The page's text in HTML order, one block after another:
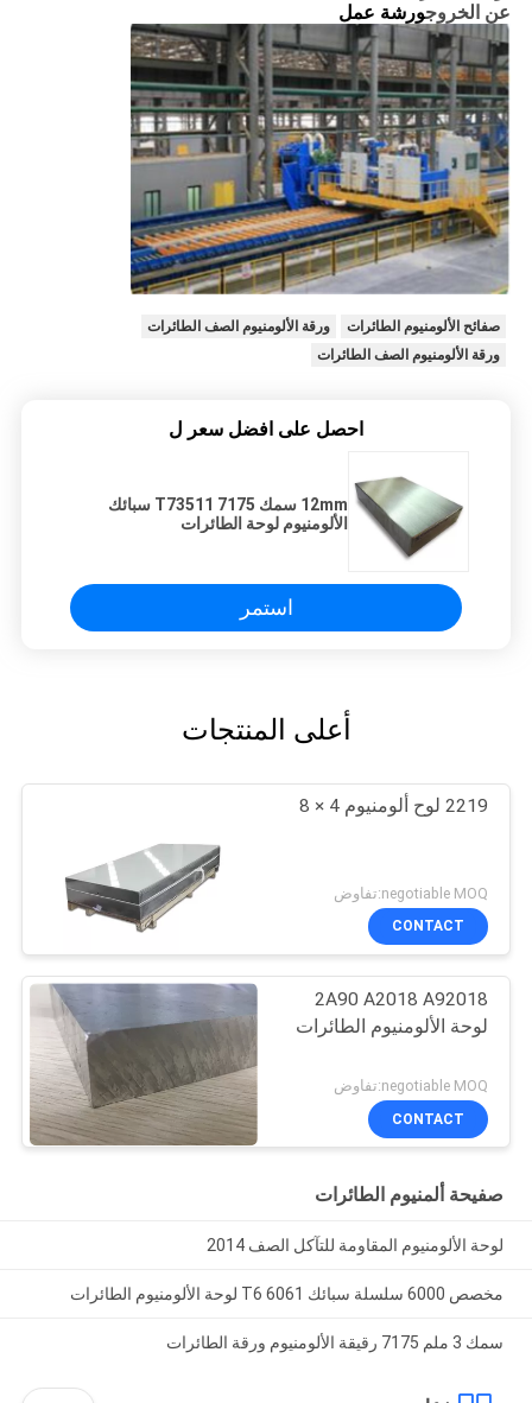
عن الخروجورشة عمل
صفائح الألومنيوم الطائرات
ورقة الألومنيوم الصف الطائرات
ورقة الألومنيوم الصف الطائرات
احصل على افضل سعر ل
12mm سمك 7175 T73511 سبائك
الألومنيوم لوحة الطائرات
استمر
أعلى المنتجات
2219 لوح ألومنيوم 4 × 8
negotiable MOQ:تفاوض
CONTACT
2A90 A2018 A92018
لوحة الألومنيوم الطائرات
negotiable MOQ:تفاوض
CONTACT
صفيحة ألمنيوم الطائرات
لوحة الألومنيوم المقاومة للتآكل الصف 2014
مخصص 6000 سلسلة سبائك 6061 T6 لوحة الألومنيوم الطائرات
سمك 3 ملم 7175 رقيقة الألومنيوم ورقة الطائرات